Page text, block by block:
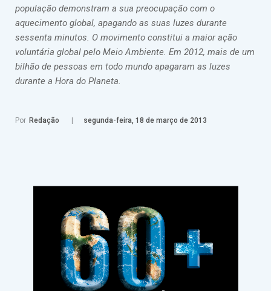
população demonstram a sua preocupação com o
aquecimento global, apagando as suas luzes durante
sessenta minutos. O movimento constitui a maior ação
voluntária global pelo Meio Ambiente. Em 2012, mais de um
bilhão de pessoas em todo mundo apagaram as luzes
durante a Hora do Planeta.
Por Redação segunda-feira, 18 de março de 2013